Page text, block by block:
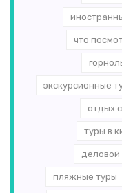
что
экскурсионные
отдых
туры в
деловой
пляжные туры